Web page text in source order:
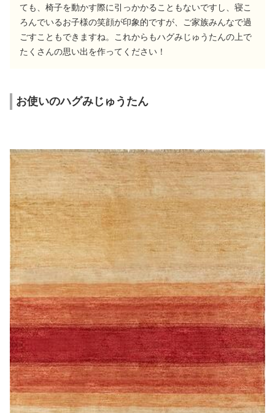
ても、椅子を動かす際に引っかかることもないですし、寝こ
ろんでいるお子様の笑顔が印象的ですが、ご家族みんなで過
ごすこともできますね。これからもハグみじゅうたんの上で
たくさんの思い出を作ってください！
お使いのハグみじゅうたん